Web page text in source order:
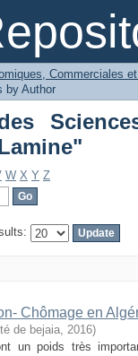
Commerciales
by Author
W X Y Z
Chômage en
de bejaia, 2016)
un poids très